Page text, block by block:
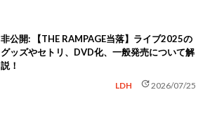
非公開: 【THE RAMPAGE当落】ライブ2025の
グッズやセトリ、DVD化、一般発売について解
説！
LDH update2026/07/25